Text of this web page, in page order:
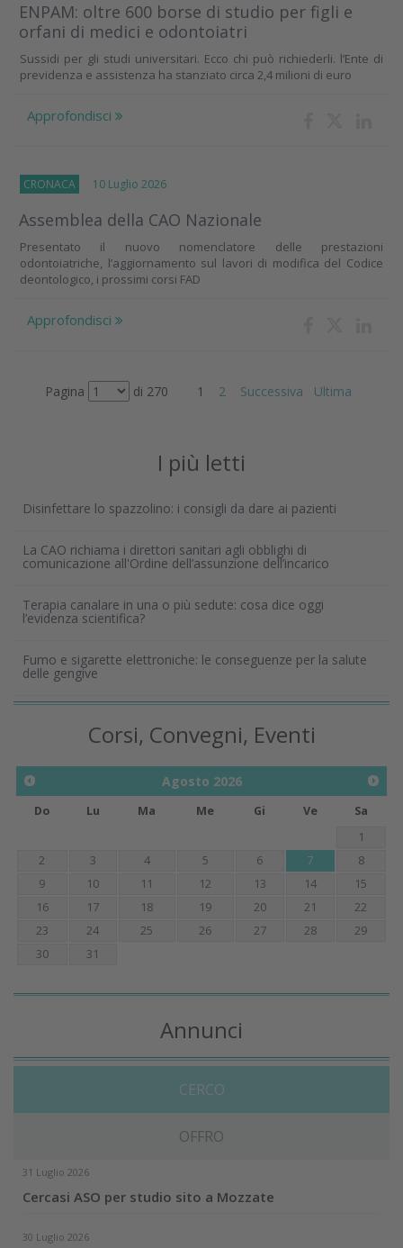
ENPAM: oltre 600 borse di studio per figli e
orfani di medici e odontoiatri
Sussidi per gli studi universitari. Ecco chi può richiederli. l’Ente di
previdenza e assistenza ha stanziato circa 2,4 milioni di euro
Approfondisci
CRONACA 10 Luglio 2026
Assemblea della CAO Nazionale
Presentato il nuovo nomenclatore delle prestazioni
odontoiatriche, l’aggiornamento sul lavori di modifica del Codice
deontologico, i prossimi corsi FAD
Approfondisci
Pagina di 270 1 2 Successiva Ultima
I più letti
Disinfettare lo spazzolino: i consigli da dare ai pazienti
La CAO richiama i direttori sanitari agli obblighi di
comunicazione all'Ordine dell’assunzione dell’incarico
Terapia canalare in una o più sedute: cosa dice oggi
l’evidenza scientifica?
Fumo e sigarette elettroniche: le conseguenze per la salute
delle gengive
Corsi, Convegni, Eventi
Agosto 2026
Do Lu Ma Me Gi Ve
Sa
1
2
3 4 5 6 7
8
9
10 11 12 13 14
15
16
17 18 19 20 21
22
23
24 25 26 27 28
29
30
31
Annunci
CERCO
OFFRO
31 Luglio 2026
Cercasi ASO per studio sito a Mozzate
30 Luglio 2026